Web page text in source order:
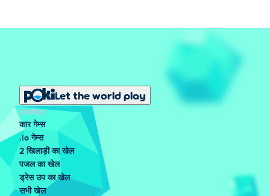
Let the world play
लोकप्रिय
कार गेम्स
.io गेम्स
2 खिलाड़ी का खेल
पजल का खेल
ड्रेस उप का खेल
सभी खेल